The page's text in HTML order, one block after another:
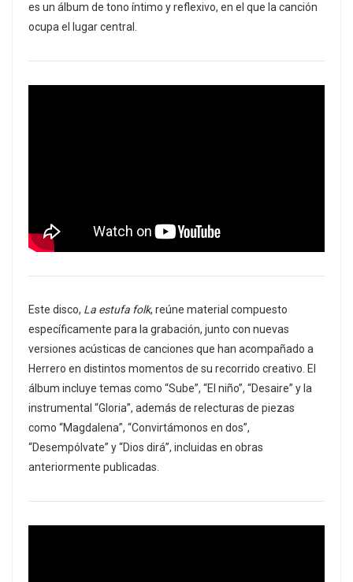
es un álbum de tono íntimo y reflexivo, en el que la canción
ocupa el lugar central.
Este disco, La estufa folk, reúne material compuesto
específicamente para la grabación, junto con nuevas
versiones acústicas de canciones que han acompañado a
Herrero en distintos momentos de su recorrido creativo. El
álbum incluye temas como “Sube”, “El niño”, “Desaire” y la
instrumental “Gloria”, además de relecturas de piezas
como “Magdalena”, “Convirtámonos en dos”,
“Desempólvate” y “Dios dirá”, incluidas en obras
anteriormente publicadas.